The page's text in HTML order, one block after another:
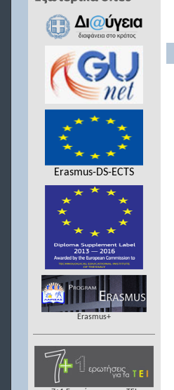
Erasmus-DS-ECTS
Erasmus+